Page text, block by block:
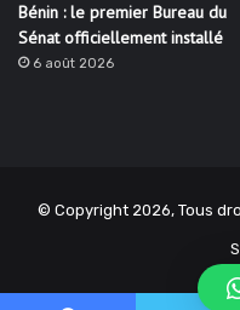
Bénin : le premier Bureau du
Sénat officiellement installé
6 août 2026
© Copyright 2026, Tous